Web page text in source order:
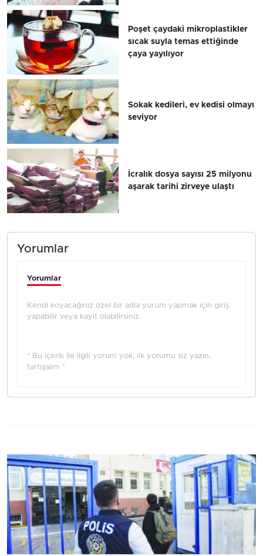
Poşet çaydaki mikroplastikler
sıcak suyla temas ettiğinde
çaya yayılıyor
Sokak kedileri, ev kedisi olmayı
seviyor
İcralık dosya sayısı 25 milyonu
aşarak tarihi zirveye ulaştı
Yorumlar
Yorumlar
Kendi koyacağınız özel bir adla yorum yapmak için giriş
yapabilir veya kayıt olabilirsiniz.
* Bu içerik ile ilgili yorum yok, ilk yorumu siz yazın,
tartışalım *